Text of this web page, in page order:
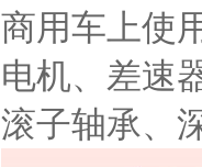
商用车上使
电机、差速
滚子轴承、